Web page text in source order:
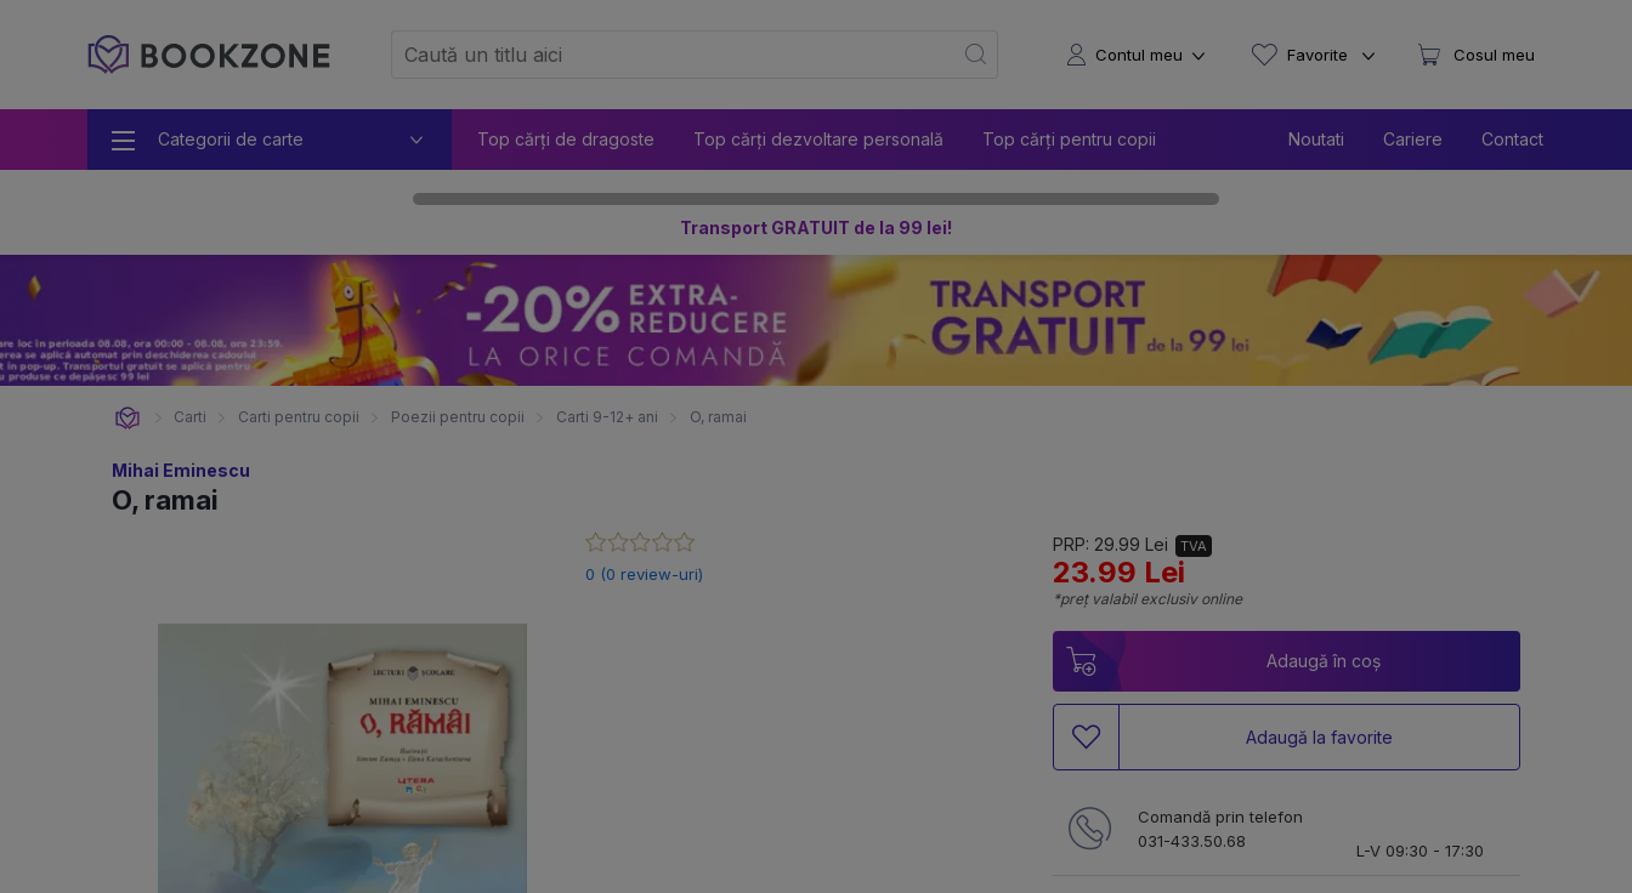
Categorii de carte Top cărți de dragoste Top cărți dezvoltare personală Top cărți pentru copii Noutati Cariere Contact
Contul meu Favorite Cosul meu
Transport GRATUIT de la 99 lei!
Carti Carti pentru copii Poezii pentru copii Carti 9-12+ ani O, ramai
Mihai Eminescu
O, ramai
0 (0 review-uri)
PRP: 29.99 Lei TVA
23.99 Lei
*preț valabil exclusiv online
Adaugă în coș
Adaugă la favorite
Comandă prin telefon
031-433.50.68
L-V 09:30 - 17:30